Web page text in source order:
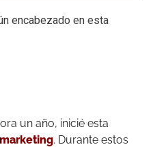
un año, inicié esta
. Durante estos
encabezado en esta